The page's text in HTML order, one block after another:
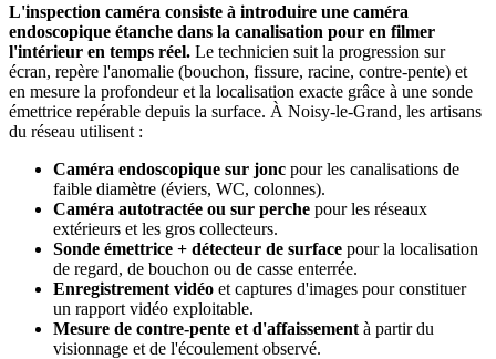
L'inspection caméra consiste à introduire une caméra
endoscopique étanche dans la canalisation pour en filmer
l'intérieur en temps réel. Le technicien suit la progression sur
écran, repère l'anomalie (bouchon, fissure, racine, contre-pente) et
en mesure la profondeur et la localisation exacte grâce à une sonde
émettrice repérable depuis la surface. À Noisy-le-Grand, les artisans
du réseau utilisent :
Caméra endoscopique sur jonc pour les canalisations de
faible diamètre (éviers, WC, colonnes).
Caméra autotractée ou sur perche pour les réseaux
extérieurs et les gros collecteurs.
Sonde émettrice + détecteur de surface pour la localisation
de regard, de bouchon ou de casse enterrée.
Enregistrement vidéo et captures d'images pour constituer
un rapport vidéo exploitable.
Mesure de contre-pente et d'affaissement à partir du
visionnage et de l'écoulement observé.